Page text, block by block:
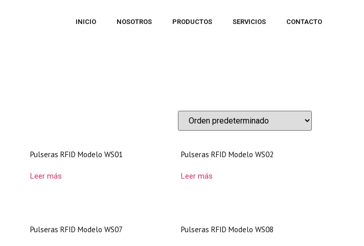
INICIO NOSOTROS PRODUCTOS SERVICIOS CONTACTO
Pulseras RFID Modelo WS01
Leer más
Pulseras RFID Modelo WS02
Leer más
Pulseras RFID Modelo WS07 Pulseras RFID Modelo WS08